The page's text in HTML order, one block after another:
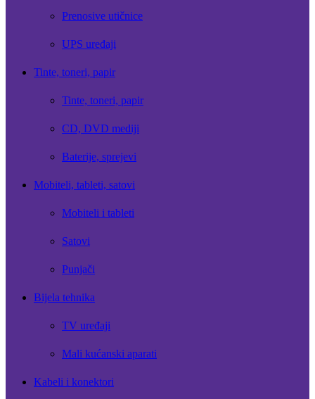
Prenosive utičnice
UPS uređaji
Tinte, toneri, papir
Tinte, toneri, papir
CD, DVD mediji
Baterije, sprejevi
Mobiteli, tableti, satovi
Mobiteli i tableti
Satovi
Punjači
Bijela tehnika
TV uređaji
Mali kućanski aparati
Kabeli i konektori